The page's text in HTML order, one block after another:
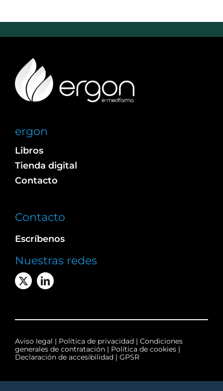
ergon
Libros
Tienda digital
Contacto
Contacto
Escríbenos
Nuestras redes
Aviso legal | Política de privacidad | Condiciones
generales de contratación| Política de cookies|
Declaración de accesibilidad| GPSR